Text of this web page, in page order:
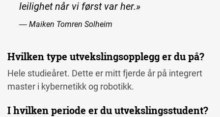
leilighet når vi først var her.»
― Maiken Tomren Solheim
Hvilken type utvekslingsopplegg er du på?
Hele studieåret. Dette er mitt fjerde år på integrert
master i kybernetikk og robotikk.
I hvilken periode er du utvekslingsstudent?